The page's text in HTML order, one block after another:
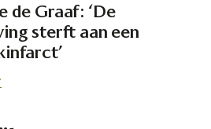
de Graaf: ‘De
sterft aan een